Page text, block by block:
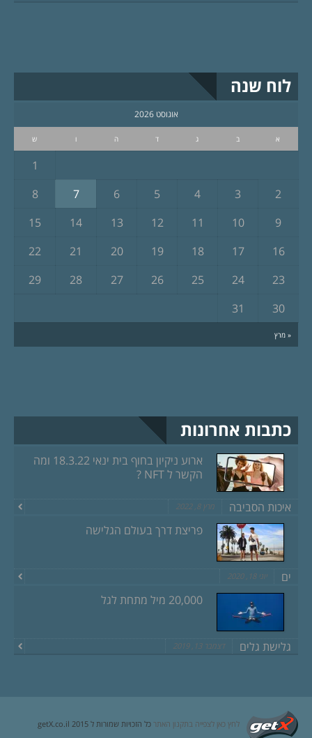
לוח שנה
אוגוסט 2026
א ב ג ד ה ו ש
« מרץ
1
2
3
4
5
6
7
8
9
10
11
12
13
14
15
16
17
18
19
20
21
22
23
24
25
26
27
28
29
30
31
כתבות אחרונות
ארוע ניקיון בחוף בית ינאי 18.3.22 ומה
הקשר ל NFT ?
איכות הסביבה מרץ 8, 2022
פריצת דרך בעולם הגלישה
ים יוני 18, 2020
20,000 מיל מתחת לגל
גלישת גלים דצמבר 13, 2019
לחץ כאן לצפייה בתקנון האתר כל הזכויות שמורות ל getX.co.il 2015